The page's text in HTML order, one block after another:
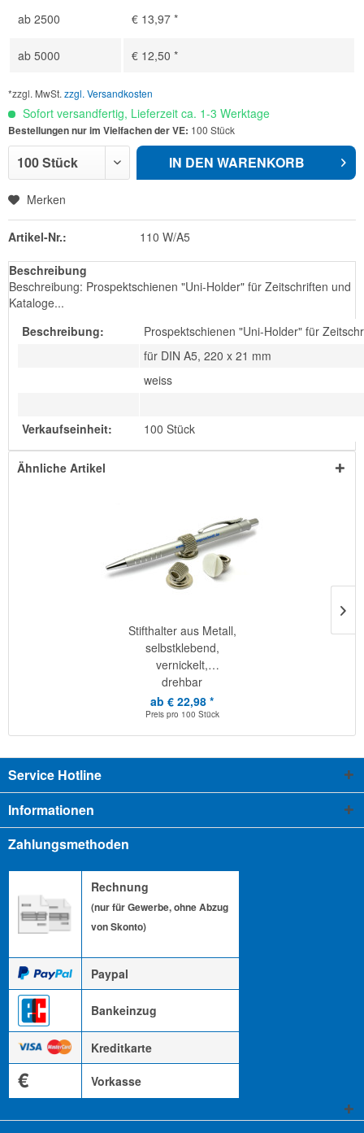
ab 2500 € 13,97 *
ab 5000 € 12,50 *
*zzgl. MwSt. zzgl. Versandkosten
Sofort versandfertig, Lieferzeit ca. 1-3 Werktage
Bestellungen nur im Vielfachen der VE: 100 Stück
IN DEN WARENKORB
Merken
Artikel-Nr.: 110 W/A5
Beschreibung
Beschreibung: Prospektschienen "Uni-Holder" für Zeitschriften und
Kataloge...
Beschreibung:
Prospektschienen "Uni-Holder" für
für DIN A5, 220 x 21 mm
weiss
Verkaufseinheit: 100 Stück
Ähnliche Artikel
Stifthalter aus Metall,
selbstklebend,
vernickelt,
drehbar
ab € 22,98 *
Preis pro 100 Stück
Service Hotline
Informationen
Zahlungsmethoden
Rechnung
(nur für Gewerbe, ohne Abzug
von Skonto)
Paypal
Bankeinzug
Kreditkarte
€ Vorkasse